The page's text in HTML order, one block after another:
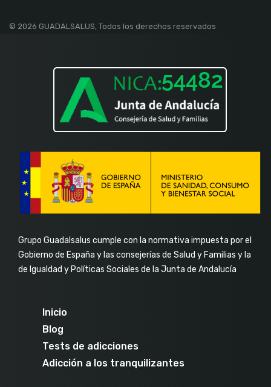
facebook-linkedin-instagramyoutube
© 2026 GUADALSALUS, Todos los derechos reservados
Grupo Guadalsalus cumple con la normativa impuesta por el
Gobierno de España y las consejerías de Salud y Familias y la
de Igualdad y Políticas Sociales de la Junta de Andalucía
Inicio
Blog
Tests de adicciones
Adicción a los tranquilizantes